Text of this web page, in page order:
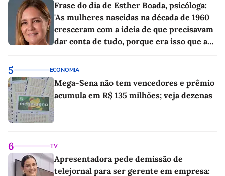
Frase do dia de Esther Boada, psicóloga:
'As mulheres nascidas na década de 1960
cresceram com a ideia de que precisavam
dar conta de tudo, porque era isso que a
5 ECONOMIA
Mega-Sena não tem vencedores e prêmio
acumula em R$ 135 milhões; veja dezenas
6 TV
Apresentadora pede demissão de
telejornal para ser gerente em empresa: